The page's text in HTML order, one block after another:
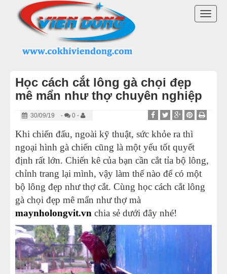
Học cách cắt lông gà chọi đẹp
mê mẩn như thợ chuyên nghiệp
30/09/19 - 0 -
Khi chiến đấu, ngoài kỹ thuật, sức khỏe ra thì
ngoại hình gà chiến cũng là một yếu tốt quyết
định rất lớn. Chiến kê của bạn cần cắt tỉa bộ lông,
chỉnh trang lại mình, vậy làm thế nào để có một
bộ lông đẹp như thợ cắt. Cùng học cách cắt lông
gà chọi đẹp mê mẩn như thợ mà
maynholongvit.vn chia sẻ dưới đây nhé!
DANH MỤC SẢN PHẨM
MÁY VẶT LÔNG GÀ VỊT VIỄN ĐÔNG
LINH KIỆN MÁY VẶT LÔNG GÀ
MÁY NHỔ LÔNG VỊT
MÁY VẶT LÔNG CHIM
MÁY VẶT LÔNG GÀ TRUNG QUỐC
LÒ QUAY VỊT
THIẾT BỊ KHÁC
THIẾT BỊ BẾP CÔNG NGHIỆP
NỒI NHÚNG GÀ VỊT
TỦ NẤU CƠM GÀ